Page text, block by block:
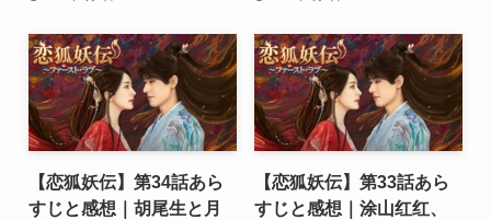
【恋狐妖伝】第34話あら
すじと感想｜胡尾生と月
【恋狐妖伝】第33話あら
すじと感想｜涂山红红、